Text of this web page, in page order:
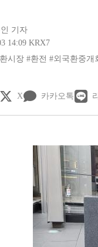
기자
14:09 KRX7
시장 #환전 #외국환중개
X 카카오톡